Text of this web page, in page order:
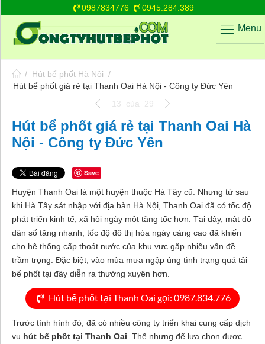
0987834776 0945.284.389
Menu
/ Hút bể phốt Hà Nội /
Hút bể phốt giá rẻ tại Thanh Oai Hà Nội - Công ty Đức Yên
13
của 29
Hút bể phốt giá rẻ tại Thanh Oai Hà
Nội - Công ty Đức Yên
Save
Huyện Thanh Oai là một huyện thuộc Hà Tây cũ. Nhưng từ sau
khi Hà Tây sát nhập với địa bàn Hà Nội, Thanh Oai đã có tốc độ
phát triển kinh tế, xã hội ngày một tăng tốc hơn. Tại đây, mật độ
dân số tăng nhanh, tốc độ đô thị hóa ngày càng cao đã khiến
cho hệ thống cấp thoát nước của khu vực gặp nhiều vấn đề
trầm trọng. Đặc biệt, vào mùa mưa ngập úng tình trạng quá tải
bể phốt tại đây diễn ra thường xuyên hơn.
Hút bể phốt tại Thanh Oai gọi: 0987.834.776
Trước tình hình đó, đã có nhiều công ty triển khai cung cấp dịch
vụ hút bể phốt tại Thanh Oai . Thế nhưng để lựa chọn được